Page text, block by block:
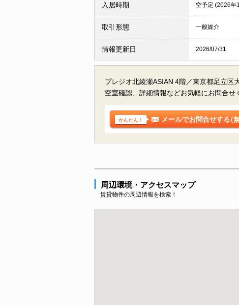
入居時期 空予定 (2026年
取引形態 一般媒介
情報更新日 2026/07/31
プレジオ北綾瀬ASIAN 4階／東京都足立区
空室確認、詳細情報などお気軽にお問合せ
かんたん！ メールでお問合せする（
周辺環境・アクセスマップ
賃貸物件の周辺情報を検索！